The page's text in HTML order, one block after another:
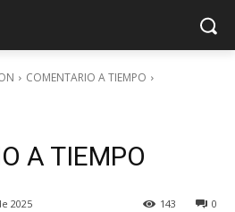
COMENTARIO A TIEMPO
A TIEMPO
2025 0
143